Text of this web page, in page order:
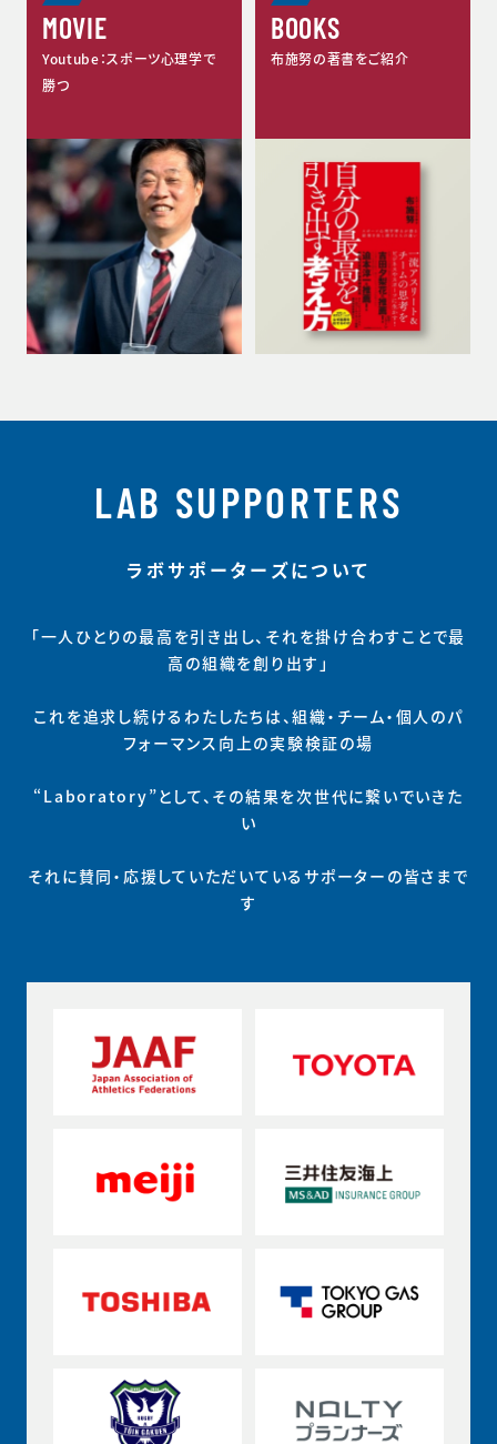
MOVIE
Youtube：スポーツ心理学で
勝つ
BOOKS
布施努の著書をご紹介
LAB SUPPORTERS
ラボサポーターズについて
「一人ひとりの最高を引き出し、それを掛け合わすことで最
高の組織を創り出す」
これを追求し続けるわたしたちは、組織・チーム・個人のパ
フォーマンス向上の実験検証の場
“Laboratory”として、その結果を次世代に繋いでいきた
い
それに賛同・応援していただいているサポーターの皆さまで
す